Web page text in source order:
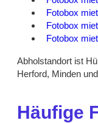
Fotobox
Fotobox
Fotobox
Abholstandort ist
Herford, Minden
Häufige